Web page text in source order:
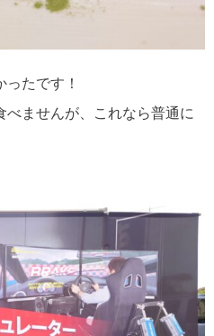
たです！
ませんが、これなら普通に